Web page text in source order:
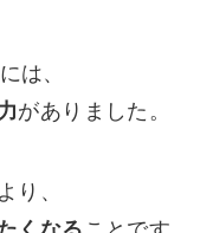
は、
がありました。
り、